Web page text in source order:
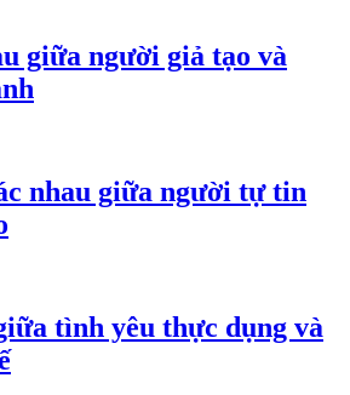
giữa người giả tạo và
nhau giữa người tự tin
tình yêu thực dụng và